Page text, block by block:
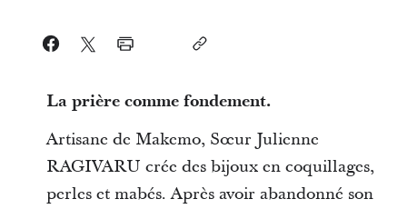
La prière comme fondement.
Artisane de Makemo, Sœur Julienne
RAGIVARU crée des bijoux en coquillages,
perles et mabés. Après avoir abandonné son